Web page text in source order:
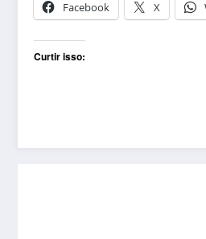
Facebook
X
Curtir isso: